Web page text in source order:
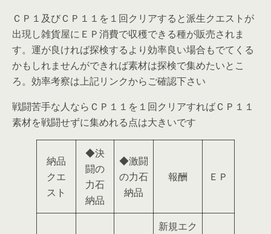
ＣＰ１及びＣＰ１１を１回クリアすると派生クエストが
出現し雑貨屋にＥＰ消費で収穫できる種が販売されま
す。運が良ければ探検するより効率良い場合もでてくる
かもしれませんができれば素材は探検で集めたいとこ
ろ。効率考察は上記リンクからご確認下さい
戦闘苦手な人ならＣＰ１１を１回クリアすればＣＰ１１
素材を戦闘せずに集めれる点は大きいです
納品
クエ
スト
◆決
闘の
力石
納品
◆激闘
の力石
納品
報酬 ＥＰ
新規エク